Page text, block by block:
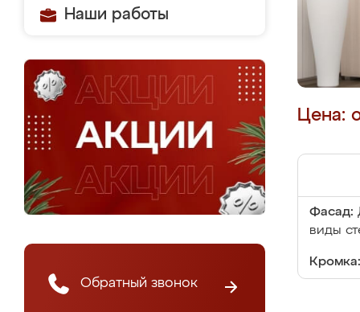
Наши работы
Обратный звонок
Цена:
Фасад:
виды
Кромка: